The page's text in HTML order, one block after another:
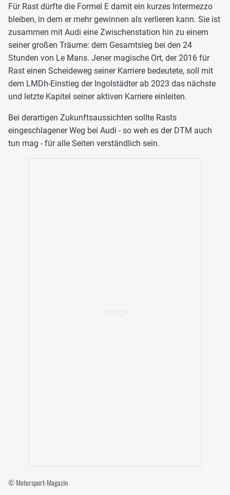
Für Rast dürfte die Formel E damit ein kurzes Intermezzo
bleiben, in dem er mehr gewinnen als verlieren kann. Sie ist
zusammen mit Audi eine Zwischenstation hin zu einem
seiner großen Träume: dem Gesamtsieg bei den 24
Stunden von Le Mans. Jener magische Ort, der 2016 für
Rast einen Scheideweg seiner Karriere bedeutete, soll mit
dem LMDh-Einstieg der Ingolstädter ab 2023 das nächste
und letzte Kapitel seiner aktiven Karriere einleiten.
Bei derartigen Zukunftsaussichten sollte Rasts
eingeschlagener Weg bei Audi - so weh es der DTM auch
tun mag - für alle Seiten verständlich sein.
© Motorsport-Magazin